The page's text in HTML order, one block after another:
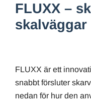
FLUXX –
skalväggar
FLUXX är ett
snabbt försluter
nedan för hur den